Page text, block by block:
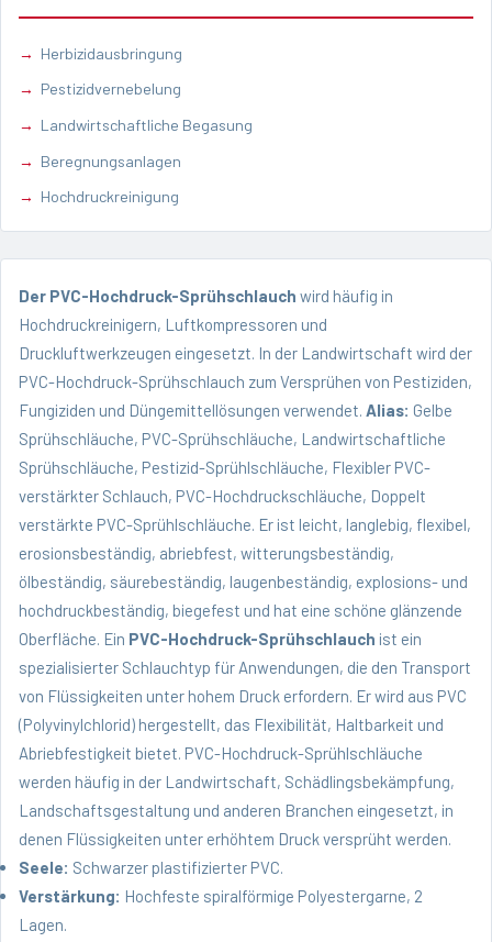
Herbizidausbringung
Pestizidvernebelung
Landwirtschaftliche Begasung
Beregnungsanlagen
Hochdruckreinigung
Der PVC-Hochdruck-Sprühschlauch wird häufig in
Hochdruckreinigern, Luftkompressoren und
Druckluftwerkzeugen eingesetzt. In der Landwirtschaft wird der
PVC-Hochdruck-Sprühschlauch zum Versprühen von Pestiziden,
Fungiziden und Düngemittellösungen verwendet. Alias: Gelbe
Sprühschläuche, PVC-Sprühschläuche, Landwirtschaftliche
Sprühschläuche, Pestizid-Sprühlschläuche, Flexibler PVC-
verstärkter Schlauch, PVC-Hochdruckschläuche, Doppelt
verstärkte PVC-Sprühlschläuche. Er ist leicht, langlebig, flexibel,
erosionsbeständig, abriebfest, witterungsbeständig,
ölbeständig, säurebeständig, laugenbeständig, explosions- und
hochdruckbeständig, biegefest und hat eine schöne glänzende
Oberfläche. Ein PVC-Hochdruck-Sprühschlauch ist ein
spezialisierter Schlauchtyp für Anwendungen, die den Transport
von Flüssigkeiten unter hohem Druck erfordern. Er wird aus PVC
(Polyvinylchlorid) hergestellt, das Flexibilität, Haltbarkeit und
Abriebfestigkeit bietet. PVC-Hochdruck-Sprühlschläuche
werden häufig in der Landwirtschaft, Schädlingsbekämpfung,
Landschaftsgestaltung und anderen Branchen eingesetzt, in
denen Flüssigkeiten unter erhöhtem Druck versprüht werden.
Seele: Schwarzer plastifizierter PVC.
Verstärkung: Hochfeste spiralförmige Polyestergarne, 2
Lagen.